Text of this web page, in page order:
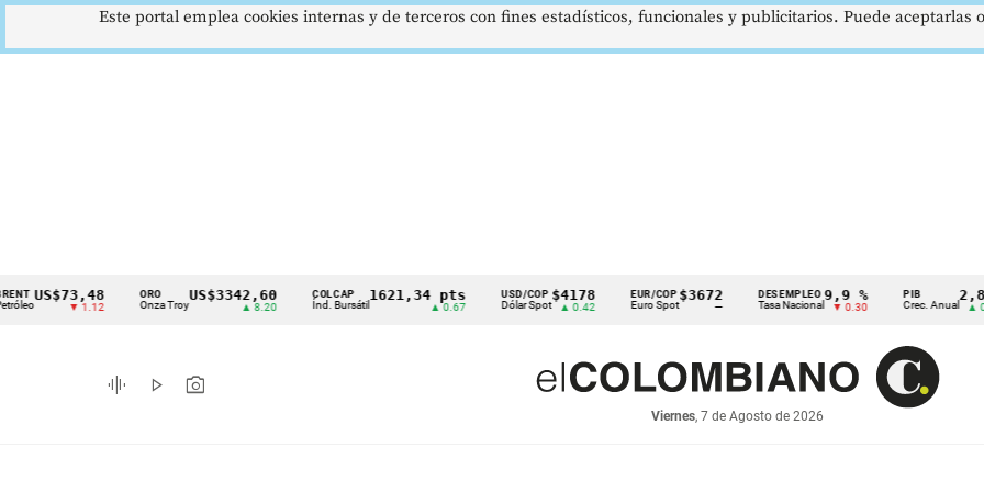
Cintillo
indicadores
económicos
▼ 1.12
ORO
Onza Troy
US$3342,60 COLCAP
Índ. Bursátil
1621,34 pts USD/COP
Dólar Spot
$4178
▲ 0.42
EUR/COP
Euro Spot
$3672
—
DESEMPLEO
Tasa Nacional
9,9 %
▼ 0.30
PIB
Crec. Anual
2,8 %
▲ 0.10
graphic_eq play_arrow photo_camera
Viernes, 7 de Agosto de 2026
Este portal emplea cookies internas y de terceros con fines estadísticos, funcionales y publicitarios. Puede aceptarlas